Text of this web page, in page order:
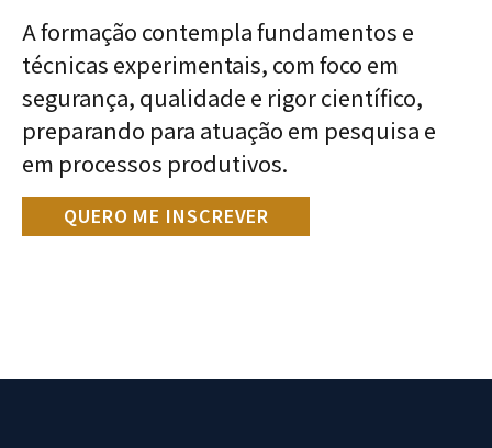
A formação contempla fundamentos e
técnicas experimentais, com foco em
segurança, qualidade e rigor científico,
preparando para atuação em pesquisa e
em processos produtivos.
QUERO ME INSCREVER